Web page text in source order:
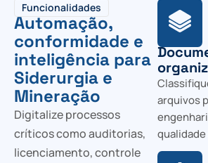
Funcionalidades
Automação,
conformidade e
inteligência para
Siderurgia e
Mineração
Digitalize processos
críticos como auditorias,
licenciamento, controle
arquivos